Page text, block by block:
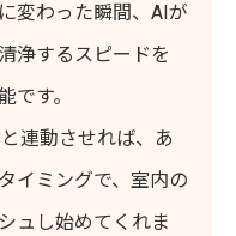
変わった瞬間、AIが
浄するスピードを
です。
連動させれば、あ
イミングで、室内の
ュし始めてくれま